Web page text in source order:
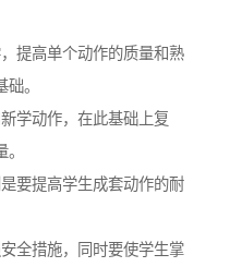
提高单个动作的质量和熟
。
学动作，在此基础上复
要提高学生成套动作的耐
全措施，同时要使学生掌